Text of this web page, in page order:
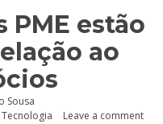
PME estão
ao
Sousa
Tecnologia Leave a comment